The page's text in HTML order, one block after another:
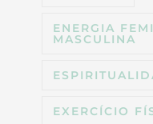
ENERGIA
MASCULINA
EXERCÍCIO